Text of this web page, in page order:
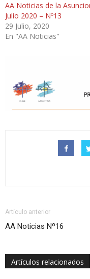
AA Noticias de la
Julio 2020 – Nº13
29 Julio, 2020
En "AA Noticias"
Artículo anterior
AA Noticias Nº16
Artículos relacionados